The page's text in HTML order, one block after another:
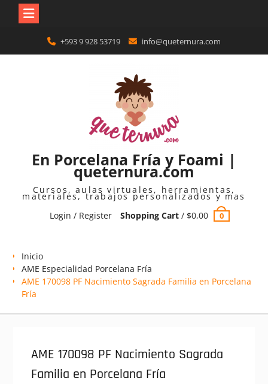
content
+593 9 928 53719 info@queternura.com
En Porcelana Fría y Foami |
queternura.com
Cursos, aulas virtuales, herramientas,
materiales, trabajos personalizados y mas
Login / Register
Shopping Cart/ $0,00 0
Inicio
AME Especialidad Porcelana Fría
AME 170098 PF Nacimiento Sagrada Familia en Porcelana
Fría
AME 170098 PF Nacimiento Sagrada
Familia en Porcelana Fría